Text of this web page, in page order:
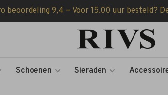
beoordeling 9,4 — Voor 15.00 uur besteld?
Schoenen Sieraden